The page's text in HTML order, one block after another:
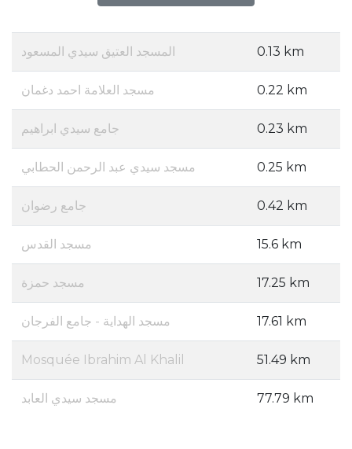
المسجد العتيق سيدي المسعود 0.13 km
مسجد العلامة احمد دغمان 0.22 km
جامع سيدي ابراهيم 0.23 km
مسجد سيدي عبد الرحمن الحطابي 0.25 km
جامع رضوان 0.42 km
مسجد القدس 15.6 km
مسجد حمزة 17.25 km
مسجد الهداية - جامع الفرجان 17.61 km
Mosquée Ibrahim Al Khalil 51.49 km
مسجد سيدي العابد 77.79 km